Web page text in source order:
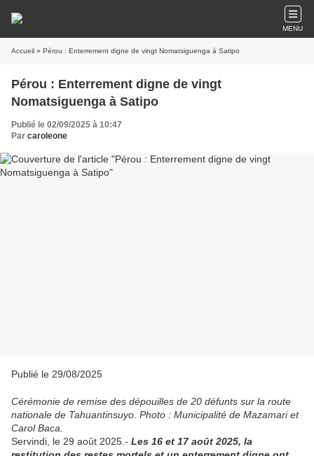
MENU
Accueil » Pérou : Enterrement digne de vingt Nomatsiguenga à Satipo
Pérou : Enterrement digne de vingt
Nomatsiguenga à Satipo
Publié le 02/09/2025 à 10:47
Par caroleone
Publié le 29/08/2025
Cérémonie de remise des dépouilles de 20 défunts sur la route
nationale de Tahuantinsuyo. Photo : Municipalité de Mazamari et
Carol Baca.
Servindi, le 29 août 2025.- Les 16 et 17 août 2025, la